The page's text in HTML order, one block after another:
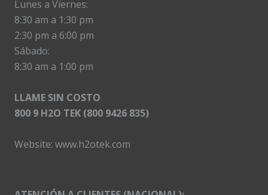
Lunes a Viernes:
8:30 am a 1:30 pm
2:30 pm a 6:00 pm
Sábado:
8:30 am a 1:00 pm
LLAME SIN COSTO
800 9 H2O TEK (800 9426 835)
Website: www.h2otek.com